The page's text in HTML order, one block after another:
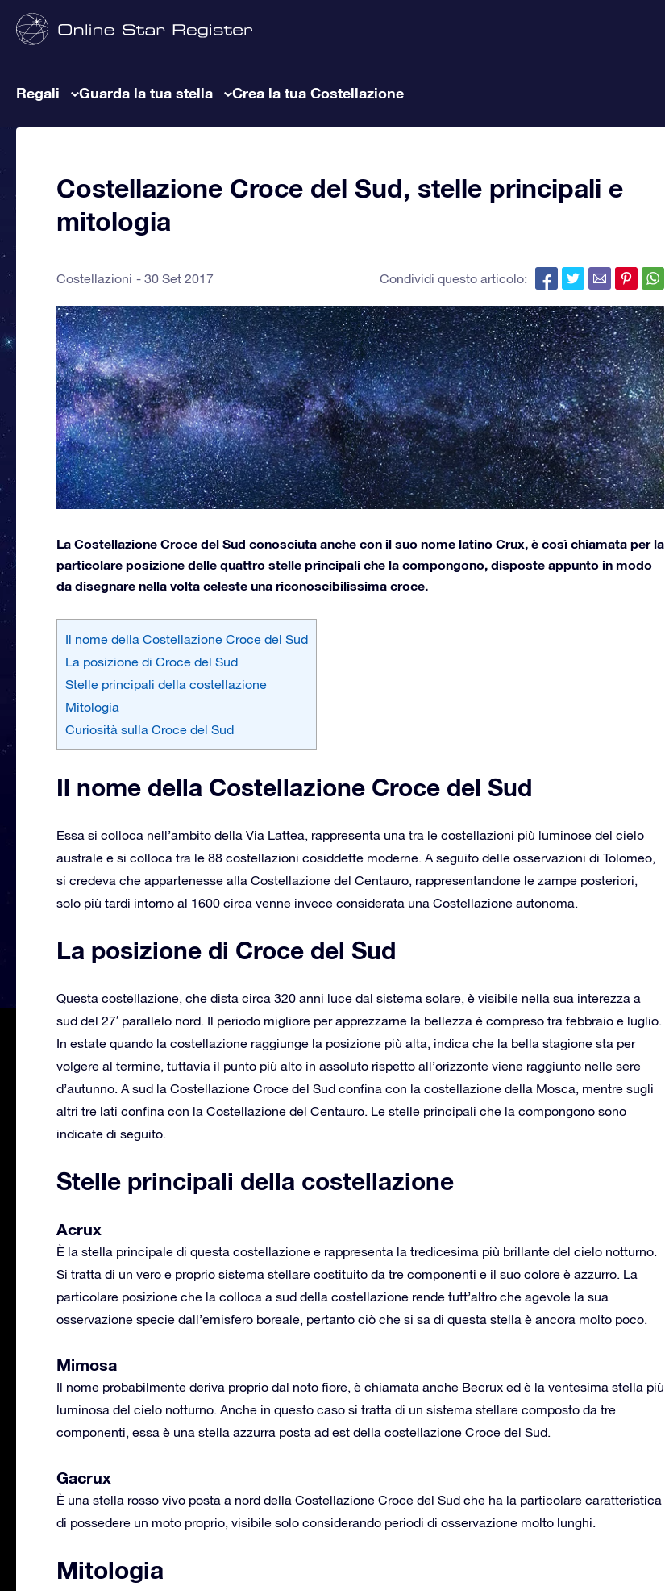
Regali Guarda la tua stella Crea la tua Costellazione
Costellazione Croce del Sud, stelle principali e
mitologia
Costellazioni 30 Set 2017 Condividi questo articolo:
La Costellazione Croce del Sud conosciuta anche con il suo nome latino Crux, è così chiamata per la
particolare posizione delle quattro stelle principali che la compongono, disposte appunto in modo
da disegnare nella volta celeste una riconoscibilissima croce.
Il nome della Costellazione Croce del Sud
La posizione di Croce del Sud
Stelle principali della costellazione
Mitologia
Curiosità sulla Croce del Sud
Il nome della Costellazione Croce del Sud
Essa si colloca nell’ambito della Via Lattea, rappresenta una tra le costellazioni più luminose del cielo
australe e si colloca tra le 88 costellazioni cosiddette moderne. A seguito delle osservazioni di Tolomeo,
si credeva che appartenesse alla Costellazione del Centauro, rappresentandone le zampe posteriori,
solo più tardi intorno al 1600 circa venne invece considerata una Costellazione autonoma.
La posizione di Croce del Sud
Questa costellazione, che dista circa 320 anni luce dal sistema solare, è visibile nella sua interezza a
sud del 27′ parallelo nord. Il periodo migliore per apprezzarne la bellezza è compreso tra febbraio e luglio.
In estate quando la costellazione raggiunge la posizione più alta, indica che la bella stagione sta per
volgere al termine, tuttavia il punto più alto in assoluto rispetto all’orizzonte viene raggiunto nelle sere
d’autunno. A sud la Costellazione Croce del Sud confina con la costellazione della Mosca, mentre sugli
altri tre lati confina con la Costellazione del Centauro. Le stelle principali che la compongono sono
indicate di seguito.
Stelle principali della costellazione
Acrux
È la stella principale di questa costellazione e rappresenta la tredicesima più brillante del cielo notturno.
Si tratta di un vero e proprio sistema stellare costituito da tre componenti e il suo colore è azzurro. La
particolare posizione che la colloca a sud della costellazione rende tutt’altro che agevole la sua
osservazione specie dall’emisfero boreale, pertanto ciò che si sa di questa stella è ancora molto poco.
Mimosa
Il nome probabilmente deriva proprio dal noto fiore, è chiamata anche Becrux ed è la ventesima stella più
luminosa del cielo notturno. Anche in questo caso si tratta di un sistema stellare composto da tre
componenti, essa è una stella azzurra posta ad est della costellazione Croce del Sud.
Gacrux
È una stella rosso vivo posta a nord della Costellazione Croce del Sud che ha la particolare caratteristica
di possedere un moto proprio, visibile solo considerando periodi di osservazione molto lunghi.
Mitologia